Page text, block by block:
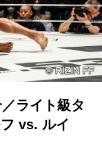
ライト級タ
vs. ルイ